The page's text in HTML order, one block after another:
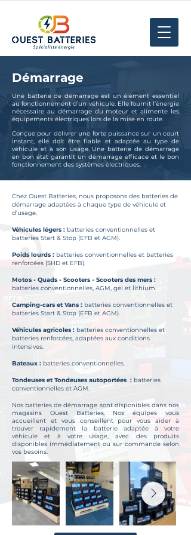
Démarrage
Une batterie de démarrage est un élément essentiel
au fonctionnement d’un véhicule. Elle fournit l’énergie
nécessaire au démarrage du moteur et alimente les
équipements électriques lors de la mise en route.
Conçue pour délivrer une forte puissance sur un court
instant, elle doit être fiable et adaptée au type de
véhicule et à son usage. Une batterie de démarrage
en bon état garantit un démarrage efficace et le bon
fonctionnement des systèmes électriques.
Chez Ouest Batteries, nous proposons des batteries de
démarrage adaptées à chaque type de véhicule et
d’usage.
Véhicules légers : batteries conventionnelles et
batteries Start & Stop (EFB et AGM).
Poids lourds : batteries conventionnelles et batteries
renforcées (SHD et EFB).
Motos - Quads - Scooters - Scooters des mers :
batteries conventionnelles, AGM, gel et lithium.​
Camping-cars et Vans : batteries conventionnelles et
batteries Start & Stop (EFB et AGM).
Véhicules agricoles : batteries conventionnelles et
batteries renforcées, adaptées aux conditions
intensives.
Bateaux : batteries conventionnelles.
Tondeuses et Tondeuses autoportées : batteries
conventionnelles et AGM.
Nos batteries de démarrage sont disponibles dans nos
magasins Ouest Batteries. Nos équipes vous
accueillent et vous conseillent pour vous aider à
trouver rapidement la batterie adaptée à votre
véhicule et à votre usage, avec des produits
disponibles immédiatement ou sur commande selon
vos besoins.